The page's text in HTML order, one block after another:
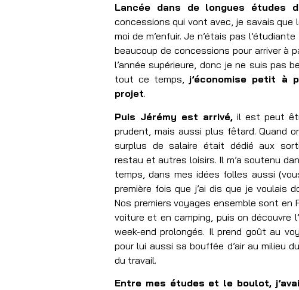
Lancée dans de longues études
concessions qui vont avec, je savais que
moi de m’enfuir. Je n’étais pas
beaucoup de concessions pour arriver à
l’année supérieure, donc je ne suis pas
tout ce temps, j’économise petit à
projet.
Puis Jérémy est arrivé, il est peut
prudent, mais aussi plus fêtard. Quand
surplus de salaire était dédié aux
restau et autres loisirs. Il m’a soutenu
temps, dans mes idées folles aussi
première fois que j’ai dis que je voulais
Nos premiers voyages ensemble sont en
voiture et en camping, puis on découvre
week-end prolongés. Il prend goût au
pour lui aussi sa bouffée d’air au milieu
du travail.
Entre mes études et le boulot,